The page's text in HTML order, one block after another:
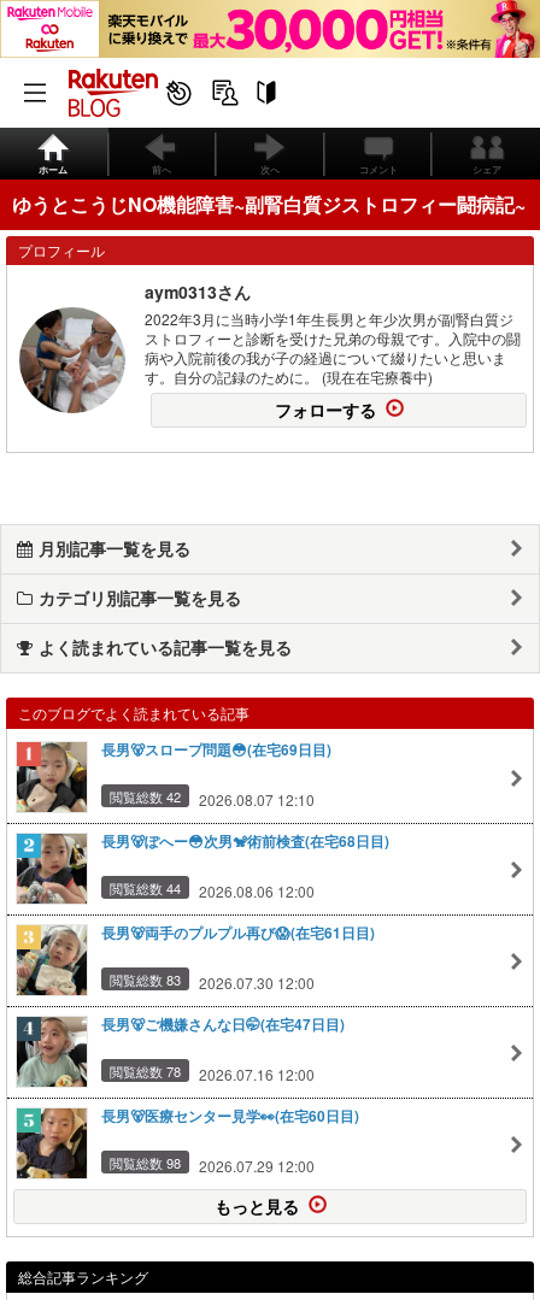
ホーム 前へ 次へ コメント シェア
ゆうとこうじNO機能障害~副腎白質ジストロフィー闘病記~
プロフィール
aym0313さん
2022年3月に当時小学1年生長男と年少次男が副腎白質ジ
ストロフィーと診断を受けた兄弟の母親です。入院中の闘
病や入院前後の我が子の経過について綴りたいと思いま
す。自分の記録のために。 (現在在宅療養中)
フォローする
月別記事一覧を見る
カテゴリ別記事一覧を見る
よく読まれている記事一覧を見る
このブログでよく読まれている記事
長男🐻スロープ問題😳(在宅69日目)
閲覧総数 42 2026.08.07 12:10
長男🐻ぽへー😳次男🐒術前検査(在宅68日目)
閲覧総数 44 2026.08.06 12:00
長男🐻両手のプルプル再び😱(在宅61日目)
閲覧総数 83 2026.07.30 12:00
長男🐻ご機嫌さんな日🤭(在宅47日目)
閲覧総数 78 2026.07.16 12:00
長男🐻医療センター見学👀(在宅60日目)
閲覧総数 98 2026.07.29 12:00
もっと見る
総合記事ランキング